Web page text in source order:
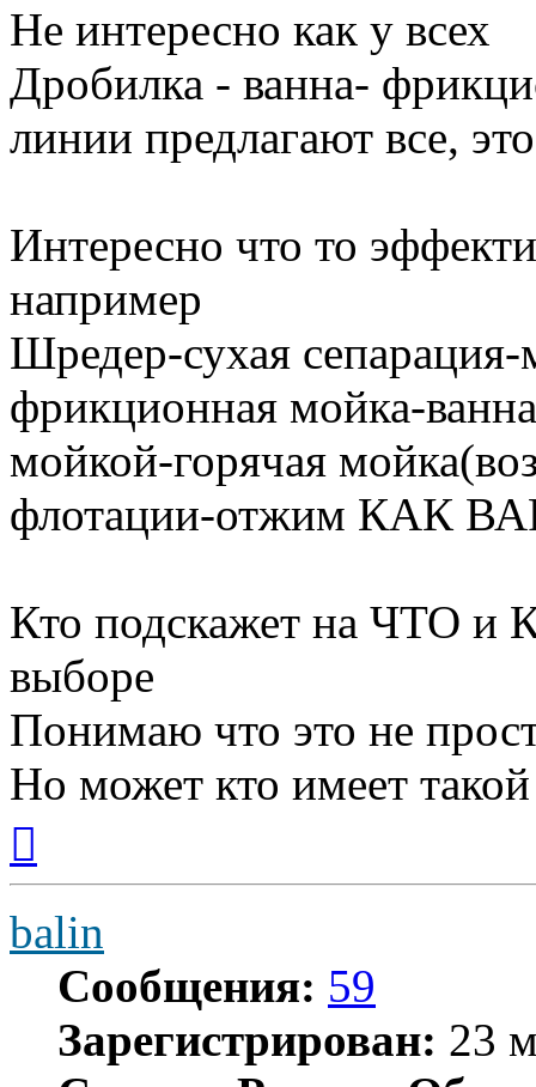
Не интересно как у всех
Дробилка - ванна-
линии предлагают все,
Интересно что то
например
Шредер-сухая
фрикционная мойка-
мойкой-горячая
флотации-отжим КАК
Кто подскажет на ЧТО и
выборе
Понимаю что это не
Но может кто имеет
началу
balin
Сообщения: 59
Зарегистрирован: 23